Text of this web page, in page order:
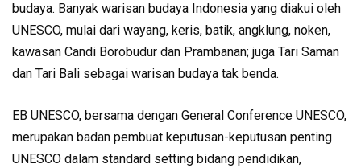
budaya. Banyak warisan budaya Indonesia yang diakui oleh
UNESCO, mulai dari wayang, keris, batik, angklung, noken,
kawasan Candi Borobudur dan Prambanan; juga Tari Saman
dan Tari Bali sebagai warisan budaya tak benda.
EB UNESCO, bersama dengan General Conference UNESCO,
merupakan badan pembuat keputusan-keputusan penting
UNESCO dalam standard setting bidang pendidikan,